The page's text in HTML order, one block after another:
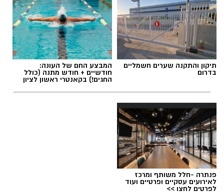
תיקון והתקנה שערים חשמליים
בדרום
המבצע החם של העונה:
חודשיים + חודש מתנה (כולל
החגים!) בקאנטרי ראשון לציון
פנתרה -חלל משותף ומרכז
לאירועים עסקיים ופרטיים ועוד
לפרטים לחצו >>